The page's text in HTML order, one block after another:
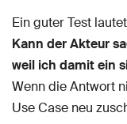
Ein guter Test
Kann der Akteur
weil ich damit ein
Wenn die Antwort
Use Case neu